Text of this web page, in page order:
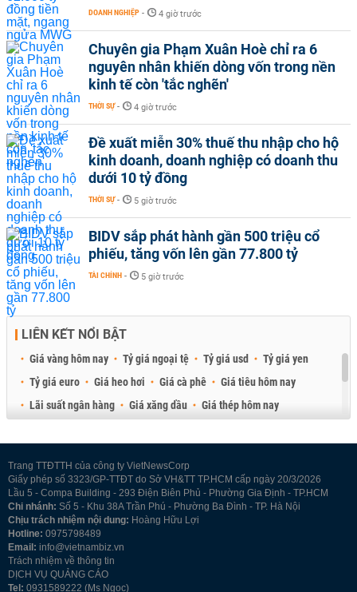
DOANH NGHIỆP - 4 giờ trước
Chuyên gia Phạm Xuân Hoè chỉ ra 6
nguyên nhân khiến dòng vốn trong nền
kinh tế còn 'tắc nghẽn'
THỜI SỰ - 4 giờ trước
Đề xuất miễn 30% thuế thu nhập cho hộ
kinh doanh, doanh nghiệp có doanh thu
dưới 10 tỷ đồng
THỜI SỰ - 5 giờ trước
BIDV sắp phát hành gần 500 triệu cổ
phiếu, tăng vốn lên gần 77.800 tỷ
TÀI CHÍNH - 5 giờ trước
LIÊN KẾT NỔI BẬT
Giá vàng hôm nay Tỷ giá ngoại tệ Tỷ giá usd
Tỷ giá yen
Tỷ giá euro
Giá heo hơi Giá cà phê
Giá tiêu hôm nay
Lãi suất ngân hàng
Giá xăng dầu
Giá thép hôm nay
Trang TTĐTTH của công ty VietNewsCorp
Giấy phép số 3323/GP-TTĐT do Sở VH&TT TP.HCM cấp ngày 20/3/2026
Lầu 5 - Compa Building - 293 Điện Biên Phủ - Phường Gia Định - TP.HCM
Chi nhánh: Số 5 - Khu 38A Trần Phú - Phường Ba Đình - TP. Hà Nội
Chịu trách nhiệm nội dung: Hoàng Hữu Lợi
Hotline: 0975798489
Email: info@vietnambiz.vn
Trách nhiệm về thông tin
DỊCH VỤ QUẢNG CÁO
Tel: 0931589222 (Ms Ngọc)